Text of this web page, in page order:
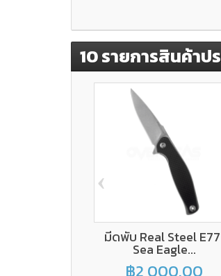
10 รายการสินค้าป
มีดพับ Real Steel
Sea Eagle...
‹